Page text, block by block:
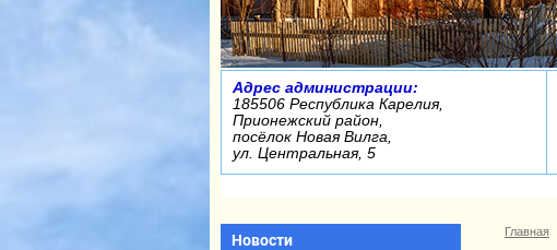
Адрес администрации:
185506 Республика Карелия,
Прионежский район,
посёлок Новая Вилга,
ул. Центральная, 5
Новости
Главная